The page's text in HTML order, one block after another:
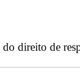
direito de